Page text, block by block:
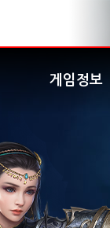
게임정보